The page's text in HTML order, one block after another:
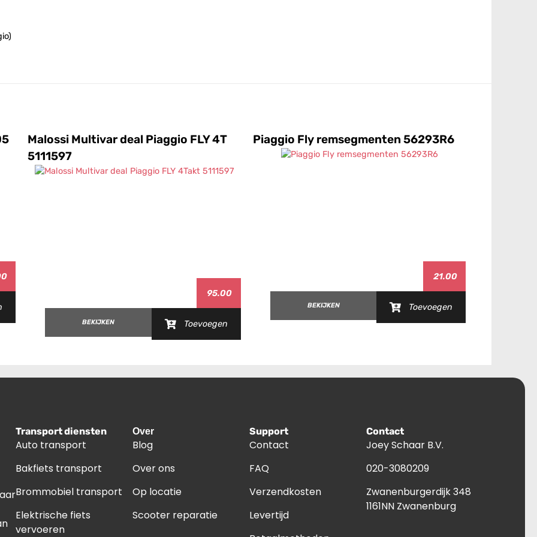
Malossi Multivar deal Piaggio FLY 4T
5111597
95.00
BEKIJKEN Toevoegen
Piaggio Fly remsegmenten 56293R6
21.00
BEKIJKEN Toevoegen
Transport diensten
Auto transport
Bakfiets transport
Brommobiel transport
Elektrische fiets
vervoeren
Over
Blog
Over ons
Op locatie
Scooter reparatie
Support
Contact
FAQ
Verzendkosten
Levertijd
Contact
Joey Schaar B.V.
020-3080209
Zwanenburgerdijk 348
1161NN Zwanenburg